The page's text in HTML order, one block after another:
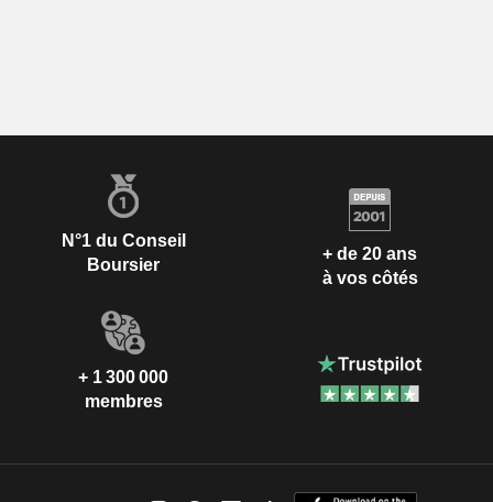
N°1 du Conseil
Boursier
+ de 20 ans
à vos côtés
+ 1 300 000
membres